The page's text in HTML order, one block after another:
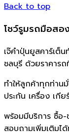
Back to top
โชว์รูมรถมือส
เจ๊คำปุ่นยูสคาร์เต็
ชลบุรี ด้วยราคาร
ทำให้ลูกค้าทุกท่าน
ประกัน เครื่อง เกี
พร้อมมีบริการ ซื้อ
สอบถามเพิ่มเติมไ